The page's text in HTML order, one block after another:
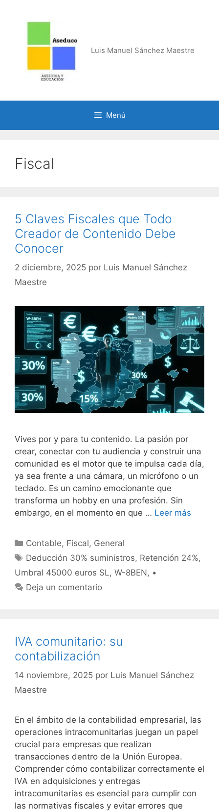
Luis Manuel Sánchez Maestre
Menú
Fiscal
5 Claves Fiscales que Todo
Creador de Contenido Debe
Conocer
2 diciembre, 2025 por Luis Manuel Sánchez
Maestre
Vives por y para tu contenido. La pasión por
crear, conectar con tu audiencia y construir una
comunidad es el motor que te impulsa cada día,
ya sea frente a una cámara, un micrófono o un
teclado. Es un camino emocionante que
transforma un hobby en una profesión. Sin
embargo, en el momento en que … Leer más
Categorías
Contable, Fiscal, General
Etiquetas
Deducción 30% suministros, Retención 24%,
Umbral 45000 euros SL, W-8BEN, •
Deja un comentario
IVA comunitario: su
contabilización
14 noviembre, 2025 por Luis Manuel Sánchez
Maestre
En el ámbito de la contabilidad empresarial, las
operaciones intracomunitarias juegan un papel
crucial para empresas que realizan
transacciones dentro de la Unión Europea.
Comprender cómo contabilizar correctamente el
IVA en adquisiciones y entregas
intracomunitarias es esencial para cumplir con
las normativas fiscales y evitar errores que